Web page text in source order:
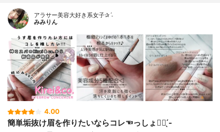
アラサー美容大好き系女子✰ˊ˗
みみりん
4.00
簡単垢抜け眉を作りたいならコレ☜っしょ👍🏻 ̖́-